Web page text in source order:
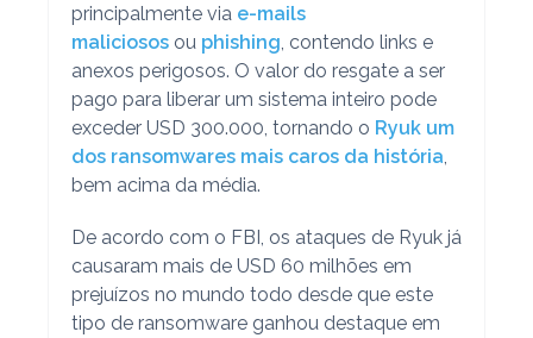
principalmente via e-mails
maliciososou phishing , contendo links e
anexos perigosos. O valor do resgate a ser
pago para liberar um sistema inteiro pode
exceder USD 300.000, tornando o Ryuk um
dos ransomwares mais caros da história
bem acima da média.
De acordo com o FBI, os ataques de Ryuk já
causaram mais de USD 60 milhões em
prejuízos no mundo todo desde que este
tipo de ransomware ganhou destaque em